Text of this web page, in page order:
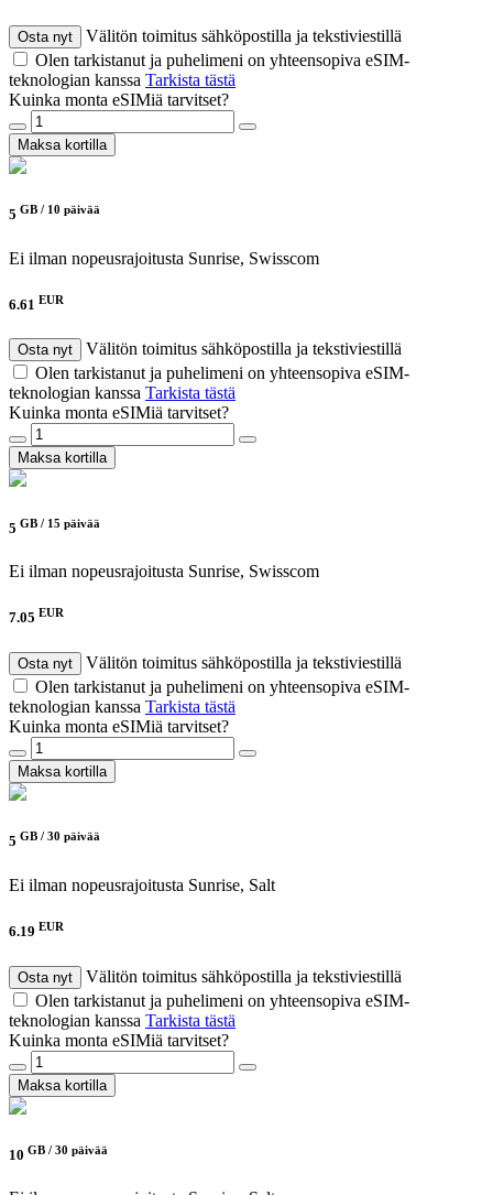
Osta nyt
Välitön toimitus sähköpostilla ja tekstiviestillä
Olen tarkistanut ja puhelimeni on yhteensopiva eSIM-
teknologian kanssa Tarkista tästä
Kuinka monta eSIMiä tarvitset?
Maksa kortilla
5 GB / 10 päivää
Ei ilman nopeusrajoitusta Sunrise, Swisscom
6.61 EUR
Osta nyt
Välitön toimitus sähköpostilla ja tekstiviestillä
Olen tarkistanut ja puhelimeni on yhteensopiva eSIM-
teknologian kanssa Tarkista tästä
Kuinka monta eSIMiä tarvitset?
Maksa kortilla
5 GB / 15 päivää
Ei ilman nopeusrajoitusta Sunrise, Swisscom
7.05 EUR
Osta nyt
Välitön toimitus sähköpostilla ja tekstiviestillä
Olen tarkistanut ja puhelimeni on yhteensopiva eSIM-
teknologian kanssa Tarkista tästä
Kuinka monta eSIMiä tarvitset?
Maksa kortilla
5 GB / 30 päivää
Ei ilman nopeusrajoitusta Sunrise, Salt
6.19 EUR
Osta nyt
Välitön toimitus sähköpostilla ja tekstiviestillä
Olen tarkistanut ja puhelimeni on yhteensopiva eSIM-
teknologian kanssa Tarkista tästä
Kuinka monta eSIMiä tarvitset?
Maksa kortilla
10 GB / 30 päivää